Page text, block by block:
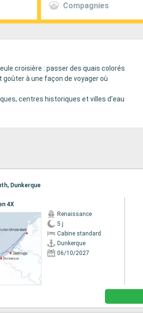
Compagnies
croisière : passer des quais colorés
goûter à une façon de voyager où
centres historiques et villes d’eau
Dunkerque
4X
Renaissance
5 j
Cabine standard
Dunkerque
06/10/2027